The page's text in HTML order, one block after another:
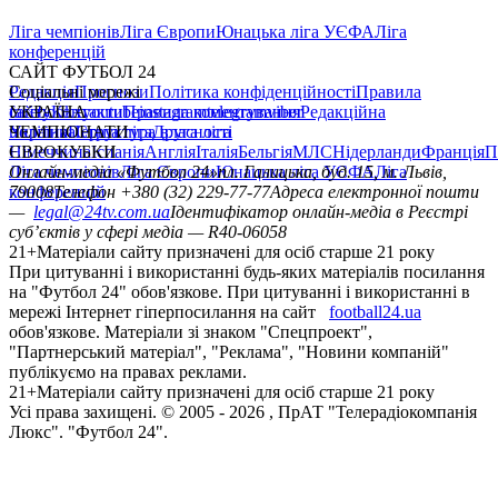
Ліга чемпіонівЛіга ЄвропиЮнацька ліга УЄФАЛіга
конференцій
САЙТ ФУТБОЛ 24
РедакціяПрогнозиПолітика конфіденційностіПравила
сайтуКонтактиПравила коментуванняРедакційна
політикаСтруктура власності
Соціальні мережі
facebookxyoutubeinstagramtelegramviber
УКРАЇНА
УкраїнаПерша лігаДруга ліга
ЧЕМПІОНАТИ
НімеччинаІспаніяАнгліяІталіяБельгіяМЛСНідерландиФранція
ЄВРОКУБКИ
Ліга чемпіонівЛіга ЄвропиЮнацька ліга УЄФАЛіга
конференцій
Онлайн-медіа «Футбол 24»пл. Галицька, буд. 15, м. Львів,
79008Телефон +380 (32) 229-77-77Адреса електронної пошти
— legal@24tv.com.uaІдентифікатор онлайн-медіа в Реєстрі
суб’єктів у сфері медіа — R40-06058
21+Матеріали сайту призначені для осіб старше 21 року
При цитуванні і використанні будь-яких матеріалів посилання
на "Футбол 24" обов'язкове. При цитуванні і використанні в
мережі Інтернет гіперпосилання на сайт
football24.ua
обов'язкове. Матеріали зі знаком "Спецпроект",
"Партнерський матеріал", "Реклама", "Новини компаній"
публікуємо на правах реклами.
21+Матеріали сайту призначені для осіб старше 21 року
Усi права захищенi. © 2005 - 2026 , ПрАТ "Телерадіокомпанія
Люкс". "Футбол 24".